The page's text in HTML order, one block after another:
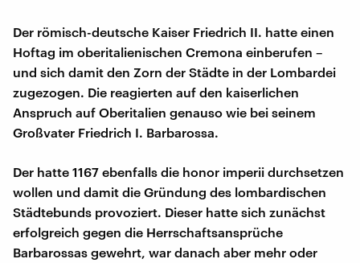
Der römisch-deutsche Kaiser Friedrich II. hatte einen
Hoftag im oberitalienischen Cremona einberufen –
und sich damit den Zorn der Städte in der Lombardei
zugezogen. Die reagierten auf den kaiserlichen
Anspruch auf Oberitalien genauso wie bei seinem
Großvater Friedrich I. Barbarossa.
Der hatte 1167 ebenfalls die honor imperii durchsetzen
wollen und damit die Gründung des lombardischen
Städtebunds provoziert. Dieser hatte sich zunächst
erfolgreich gegen die Herrschaftsansprüche
Barbarossas gewehrt, war danach aber mehr oder